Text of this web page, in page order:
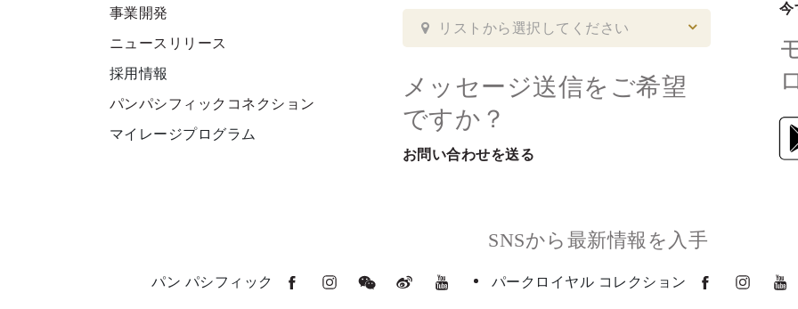
事業開発
ニュースリリース
採用情報
パンパシフィックコネクション
マイレージプログラム
リストから選択してください
メッセージ送信をご希望
ですか？
お問い合わせを送る
今
SNSから最新情報を入手
パン パシフィック パークロイヤル コレクション